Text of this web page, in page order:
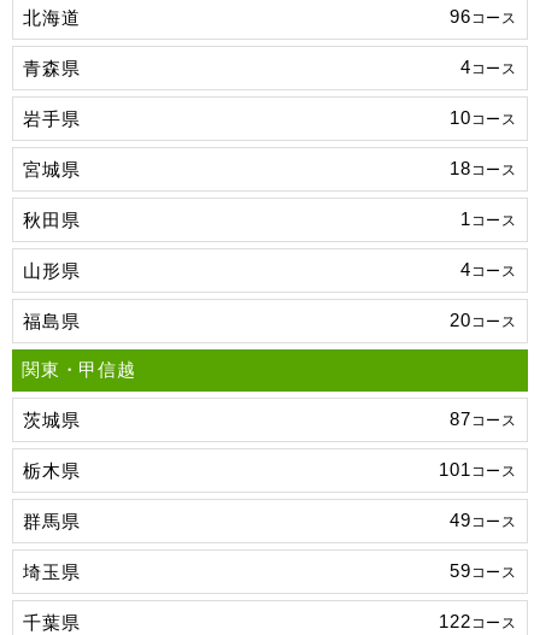
北海道 96コース
青森県 4コース
岩手県 10コース
宮城県 18コース
秋田県 1 コース
山形県 4コース
福島県 20コース
関東・甲信越
茨城県 87コース
栃木県 101 コース
群馬県 49コース
埼玉県 59コース
千葉県 122コース